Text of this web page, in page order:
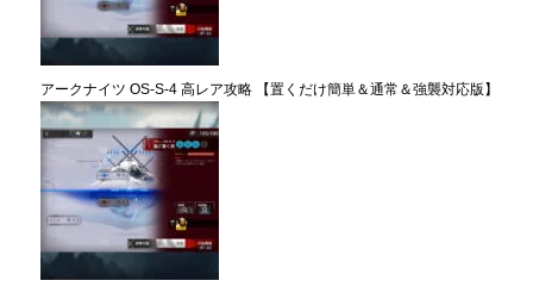
アークナイツ OS-S-4 高レア攻略 【置くだけ簡単＆通常＆強襲対応版】